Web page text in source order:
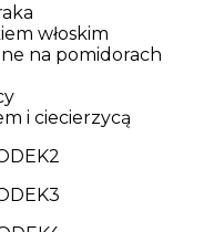
włoskim
na pomidorach
i ciecierzycą